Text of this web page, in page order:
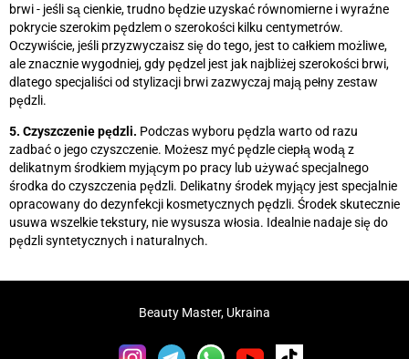
brwi - jeśli są cienkie, trudno będzie uzyskać równomierne i wyraźne
pokrycie szerokim pędzlem o szerokości kilku centymetrów.
Oczywiście, jeśli przyzwyczaisz się do tego, jest to całkiem możliwe,
ale znacznie wygodniej, gdy pędzel jest jak najbliżej szerokości brwi,
dlatego specjaliści od stylizacji brwi zazwyczaj mają pełny zestaw
pędzli.
5. Czyszczenie pędzli. Podczas wyboru pędzla warto od razu
zadbać o jego czyszczenie. Możesz myć pędzle ciepłą wodą z
delikatnym środkiem myjącym po pracy lub używać specjalnego
środka do czyszczenia pędzli. Delikatny środek myjący jest specjalnie
opracowany do dezynfekcji kosmetycznych pędzli. Środek skutecznie
usuwa wszelkie tekstury, nie wysusza włosia. Idealnie nadaje się do
pędzli syntetycznych i naturalnych.
Beauty Master, Ukraina